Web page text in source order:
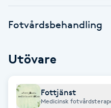
BIAB
Blowout
Bottenfärg
Fotvårdsbehandling
Utövare
Fottjänst
Medicinsk